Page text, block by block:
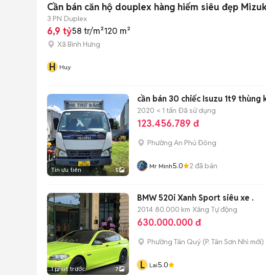
Cần bán căn hộ douplex hàng hiếm siêu đẹp
3 PN Duplex
6,9 tỷ58 tr/m²120 m²
Xã Bình Hưng
H Huy
Tin ưu tiên 5
cần bán 30 chiếc Isuzu 1t9 thùng
2020 < 1 tấn Đã sử dụng
123.456.789 đ
Phường An Phú Đông
Mr Minh5.0 2 đã bán
1 phút trước 7
BMW 520i Xanh Sport siêu xe .
2014 80.000 km Xăng Tự động
630.000.000 đ
Phường Tân Quý (P. Tân Sơn Nhì mới)
L Lai5.0